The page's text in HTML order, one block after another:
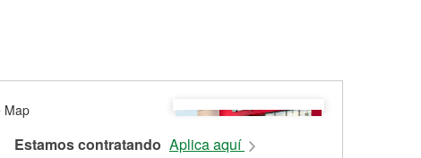
Estamos contratando Aplica aquí